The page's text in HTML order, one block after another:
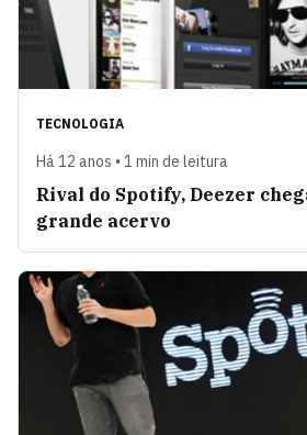
TECNOLOGIA
Há 12 anos • 1 min de leitura
Rival do Spotify, Deezer
grande acervo